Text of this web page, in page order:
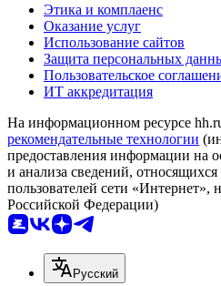
Этика и комплаенс
Оказание услуг
Использование сайтов
Защита персональных
Пользовательское
ИТ аккредитация
На информационном ресурсе
рекомендательные технологии
предоставления информации на
и анализа сведений,
пользователей сети «Интернет»,
Российской Федерации)
Русский